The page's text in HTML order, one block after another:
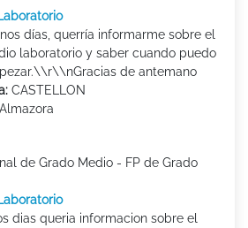
días, querría informarme sobre el
laboratorio y saber cuando puedo
de antemano
CASTELLON
Almazora
de Grado Medio - FP de Grado
dias queria informacion sobre el